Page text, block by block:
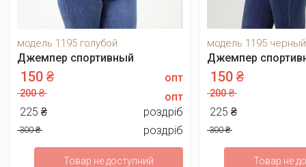
модель 1195 голубой
Джемпер спортивный
150 ₴ опт
200 ₴
опт
225 ₴
роздріб
300 ₴ роздріб
Товар не доступний
модель 1195 черный
Джемпер
150 ₴
200 ₴
225 ₴
300 ₴
Товар не